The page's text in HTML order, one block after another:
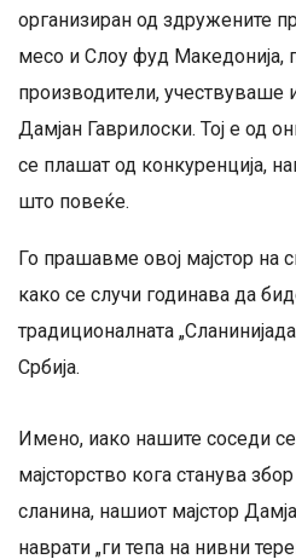
организиран од здружените
месо и Слоу фуд Македонија,
производители, учествуваше
Дамјан Гаврилоски. Тој е од
се плашат од конкуренција,
што повеќе.
Го прашавме овој мајстор на
како се случи годинава да
традиционалната
Србија.
Имено, иако нашите соседи
мајсторство кога станува
сланина, нашиот мајстор
наврати „ги тепа на нивни